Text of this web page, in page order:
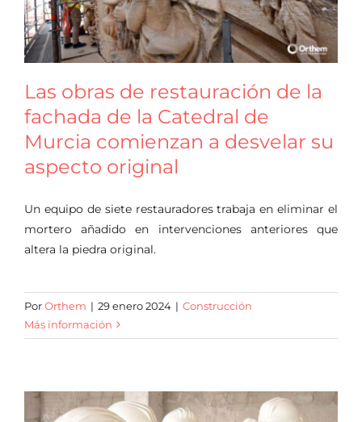
Las obras de restauración de la
fachada de la Catedral de
Murcia comienzan a desvelar su
aspecto original
Un equipo de siete restauradores trabaja en eliminar el
mortero añadido en intervenciones anteriores que
altera la piedra original.
PorOrthem | 29 enero 2024 | Construcción
Más información